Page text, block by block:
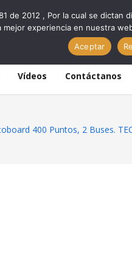
Vídeos Contáctanos
400 Puntos, 2 Buses.
de 2012 , Por la cual se
mejor experiencia en nuestra
Aceptar